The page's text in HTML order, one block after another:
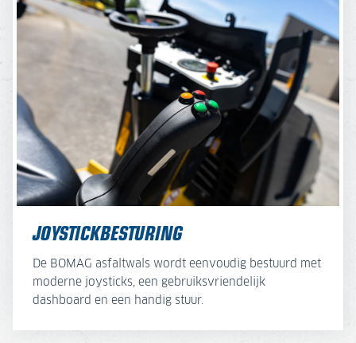
JOYSTICKBESTURING
De BOMAG asfaltwals wordt eenvoudig bestuurd met
moderne joysticks, een gebruiksvriendelijk
dashboard en een handig stuur.